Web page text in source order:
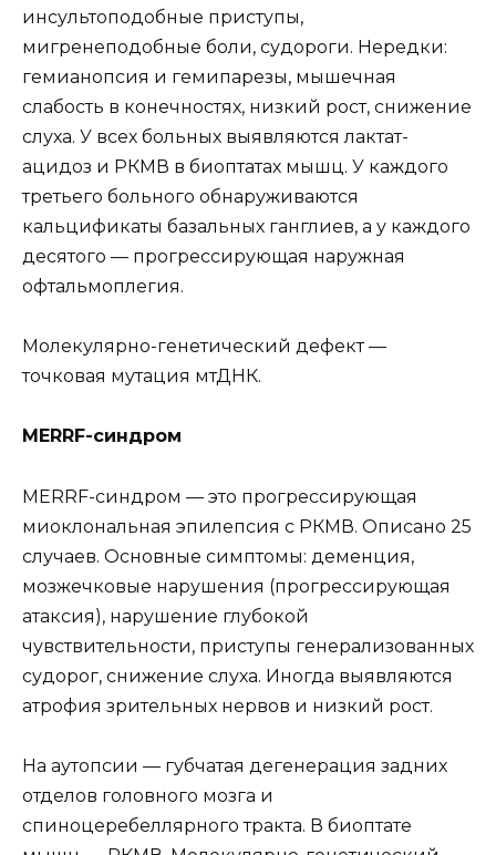
инсультоподобные приступы,
мигренеподобные боли, судороги. Нередки:
гемианопсия и гемипарезы, мышечная
слабость в конечностях, низкий рост, снижение
слуха. У всех больных выявляются лактат-
ацидоз и РКМВ в биоптатах мышц. У каждого
третьего больного обнаруживаются
кальцификаты базальных ганглиев, а у каждого
десятого — прогрессирующая наружная
офтальмоплегия.
Молекулярно-генетический дефект —
точковая мутация мтДНК.
MERRF-синдром
MERRF-синдром — это прогрессирующая
миоклональная эпилепсия с РКМВ. Описано 25
случаев. Основные симптомы: деменция,
мозжечковые нарушения (прогрессирующая
атаксия), нарушение глубокой
чувствительности, приступы генерализованных
судорог, снижение слуха. Иногда выявляются
атрофия зрительных нервов и низкий рост.
На аутопсии — губчатая дегенерация задних
отделов головного мозга и
спиноцеребеллярного тракта. В биоптате